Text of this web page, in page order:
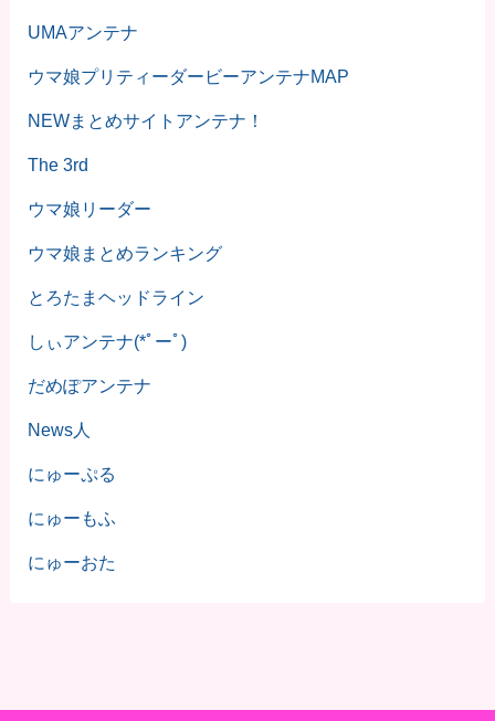
UMAアンテナ
ウマ娘プリティーダービーアンテナMAP
NEWまとめサイトアンテナ！
The 3rd
ウマ娘リーダー
ウマ娘まとめランキング
とろたまヘッドライン
しぃアンテナ(*ﾟーﾟ)
だめぽアンテナ
News人
にゅーぷる
にゅーもふ
にゅーおた